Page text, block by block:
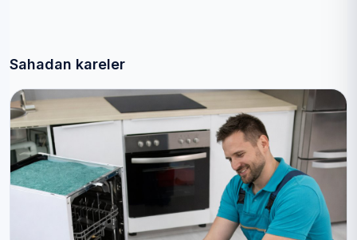
Sahadan kareler